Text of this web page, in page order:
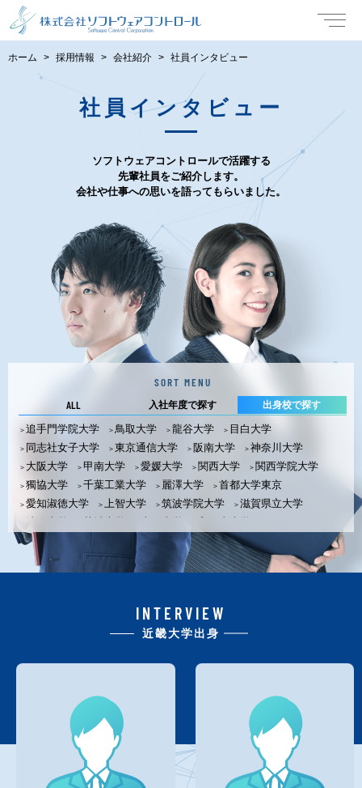
ホーム 採用情報 会社紹介 社員インタビュー
社員インタビュー
ソフトウェアコントロールで活躍する
先輩社員をご紹介します。
会社や仕事への思いを語ってもらいました。
SORT MENU
ALL
入社年度で探す 出身校で探す
追手門学院大学 鳥取大学 龍谷大学
目白大学
同志社女子大学
東京通信大学 阪南大学
神奈川大学
大阪大学
甲南大学 愛媛大学 関西大学
関西学院大学
獨協大学
千葉工業大学 麗澤大学
首都大学東京
愛知淑徳大学
上智大学 筑波学院大学
滋賀県立大学
法政大学
茨城大学 山形大学
和歌山大学
関西外国語大学
東海大学 青山学院大学
大分大学
大阪教育大学
大阪教育大学大学院
大阪経済大学
京都産業大学 京都女子大学
神戸大学 神戸女学院大学 滋賀大学
立命館大学
INTERVIEW
近畿大学出身